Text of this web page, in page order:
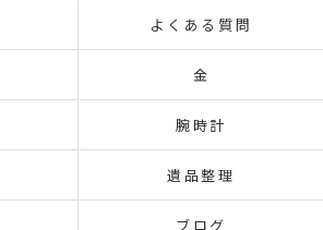
よくある質問
金
腕時計
遺品整理
ブログ